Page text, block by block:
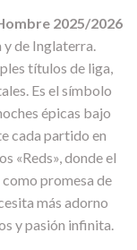
2025/2026
y de Inglaterra.
títulos de liga,
Es el símbolo
épicas bajo
cada partido en
«Reds», donde el
como promesa de
más adorno
y pasión infinita.